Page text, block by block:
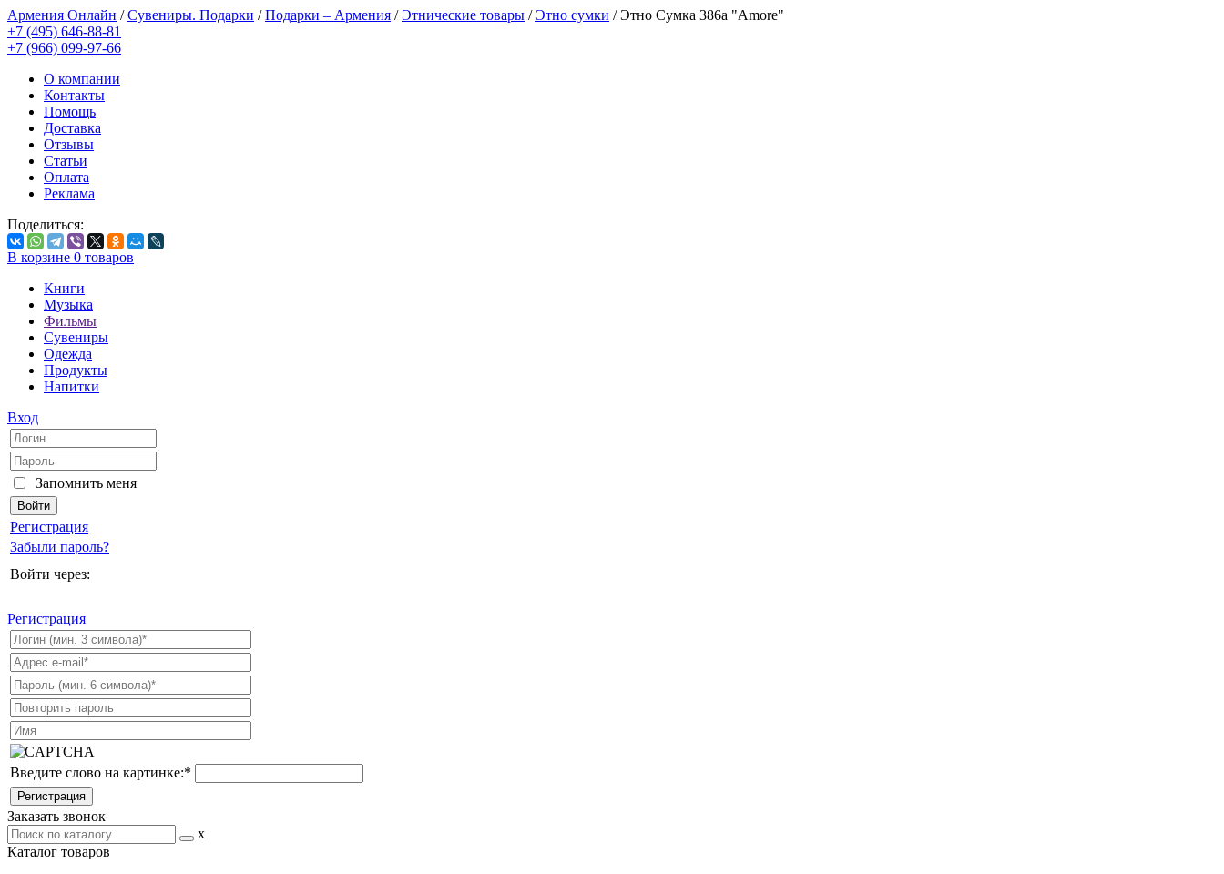
Армения Онлайн /Сувениры. Подарки /Подарки – Армения /Этнические товары /Этно сумки /Этно Сумка 386a "Аmore"
+7 (495) 646-88-81
+7 (966) 099-97-66
О компании
Контакты
Помощь
Доставка
Отзывы
Статьи
Оплата
Реклама
Поделиться:
В корзине 0 товаров
Книги
Музыка
Фильмы
Сувениры
Одежда
Продукты
Напитки
Вход
Запомнить меня
Регистрация
Забыли пароль?
Войти через:
Регистрация
Введите слово на картинке:*
Заказать звонок
x
Каталог товаров